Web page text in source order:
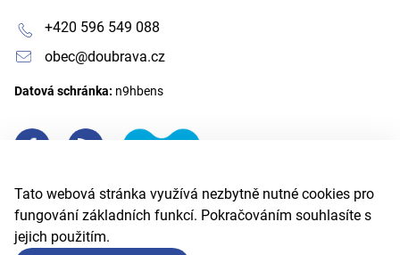
Tato webová stránka využívá nezbytně nutné cookies pro
fungování základních funkcí. Pokračováním souhlasíte s
jejich použitím.
+420 596 549 088
obec@doubrava.cz
Datová schránka: n9hbens